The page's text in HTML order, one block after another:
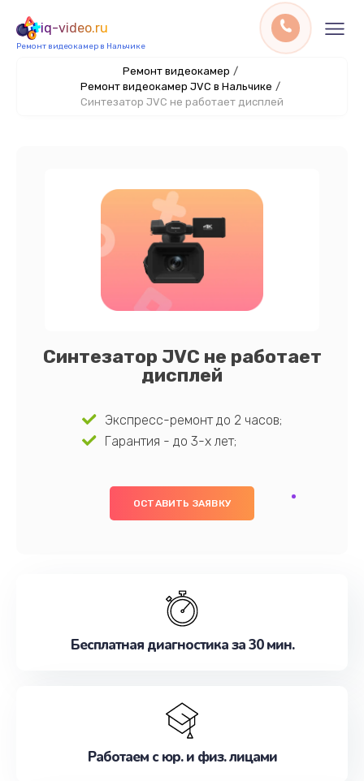
iq-video.ru
Ремонт видеокамер в Нальчике
Ремонт видеокамер /
Ремонт видеокамер JVC в Нальчике /
Синтезатор JVC не работает дисплей
Синтезатор JVC не работает
дисплей
Экспресс-ремонт до 2 часов;
Гарантия - до 3-х лет;
ОСТАВИТЬ ЗАЯВКУ
Бесплатная диагностика за 30 мин.
Работаем с юр. и физ. лицами